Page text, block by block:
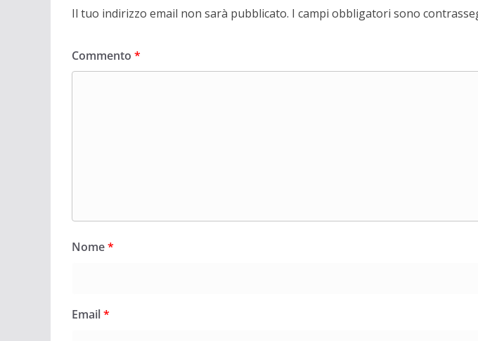
Il tuo indirizzo email non sarà pubblicato. I campi obbligatori sono
Commento *
Nome*
Email*